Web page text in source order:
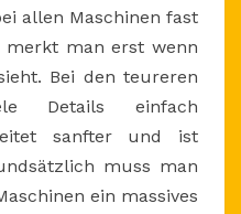
allen Maschinen fast
merkt man erst wenn
Bei den teureren
Details einfach
sanfter und ist
muss man
ein massives